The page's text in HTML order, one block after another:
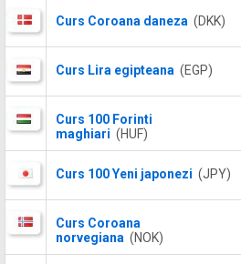
Curs Coroana daneza (DKK)
Curs Lira egipteana (EGP)
Curs 100 Forinti
maghiari (HUF)
Curs 100 Yeni japonezi (JPY)
Curs Coroana
norvegiana (NOK)